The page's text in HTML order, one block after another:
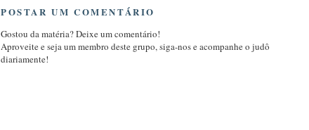
POSTAR UM COMENTÁRIO
Gostou da matéria? Deixe um comentário!
Aproveite e seja um membro deste grupo, siga-nos e acompanhe o judô
diariamente!